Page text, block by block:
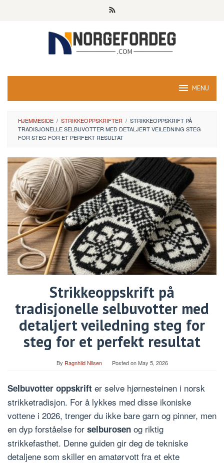
MENU
HJEMMESIDE / STRIKKEOPPSKRIFTER / STRIKKEOPPSKRIFT PÅ
TRADISJONELLE SELBUVOTTER MED DETALJERT VEILEDNING STEG
FOR STEG FOR ET PERFEKT RESULTAT
Strikkeoppskrift på
tradisjonelle selbuvotter med
detaljert veiledning steg for
steg for et perfekt resultat
By Ragnhild Nilsen Posted onMay 5, 2026
Selbuvotter oppskrift er selve hjørnesteinen i norsk
strikketradisjon. For å lykkes med disse ikoniske
vottene i 2026, trenger du ikke bare garn og pinner, men
en dyp forståelse for selburosen og riktig
strikkefasthet. Denne guiden gir deg de tekniske
detaljene som skiller en amatørvott fra et ekte